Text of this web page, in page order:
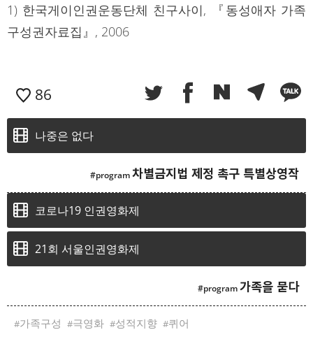
1) 한국게이인권운동단체 친구사이, 『동성애자 가족
구성권자료집』, 2006
86
나중은 없다
차별금지법 제정 촉구 특별상영작
코로나19 인권영화제
21회 서울인권영화제
가족을 묻다
가족구성 극영화 성적지향 퀴어